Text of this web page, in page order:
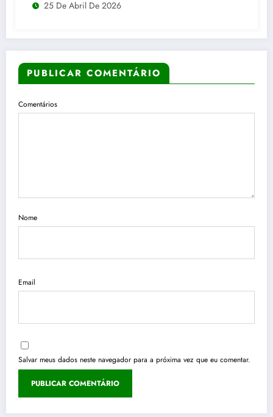
25 De Abril De 2026
PUBLICAR COMENTÁRIO
Comentários
Nome
Email
Salvar meus dados neste navegador para a próxima vez que eu comentar.